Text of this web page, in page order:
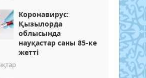
Коронавирус:
Қызылорда
облысында
науқастар саны 85-ке
жетті